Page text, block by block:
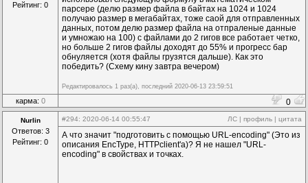
link(onEnd,4242509:In,[])
link
link(NewFileName,5138992:FString,[])
Add(FileTools,4839667,595,588)
{
NewFileName="E:\\test\\test2.mp4"
link
(onEnd,8162177:In,[])
link
link(NewFileName,8865822:FString,[])
Add(Thread,11334244,357,252)
{
FastStop=0
link(onExec,12584361:doEnum,[])
Add(Thread,7073966,357,574)
Рейтинг: 0
парсере (делю размер файла в байтах на 1024 и 1024
получаю размер в мегабайтах, тоже саой для отправленных
данных, потом делю размер файла на отпраленые данные
и умножаю на 100) с файлами до 2 гигов все работает четко,
но больше 2 гигов файлы доходят до 55% и прогресс бар
обнуляется (хотя файлы грузятся дальше). Как это
победить? (Схему кину завтра вечером)
Редактировалось 1 раз(а), последний 2020-06-13 23:59:51
карма: 0 0
Nurlin
Ответов: 3
Рейтинг: 0
#294: 2020-06-14 00:55:47 ЛС | профиль | цитата
А что значит "подготовить с помощью URL-encoding" (Это из
описания EncType, HTTPclient'a)? Я не нашел "URL-
encoding" в свойствах и точках.